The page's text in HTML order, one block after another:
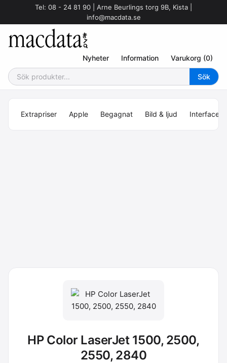
Tel: 08 - 24 81 90 | Arne Beurlings torg 9B, Kista |
info@macdata.se
Nyheter Information Varukorg (0)
Extrapriser Apple Begagnat Bild & ljud Interface
HP Color LaserJet 1500, 2500,
2550, 2840